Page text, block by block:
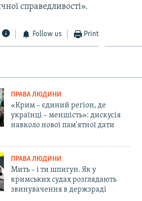
справедливості».
Follow us Print
ПРАВА ЛЮДИНИ
«Крим – єдиний регіон, де
українці – меншість»: дискусія
навколо нової пам'ятної дати
ПРАВА ЛЮДИНИ
Мить – і ти шпигун. Як у
кримських судах розглядають
звинувачення в держзраді